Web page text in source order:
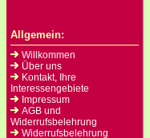
Allgemein:
Willkommen
Über uns
Kontakt, Ihre
Interessengebiete
Impressum
AGB und
Widerrufsbelehrung
Widerrufsbelehrung